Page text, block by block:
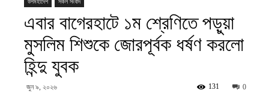
||
উপমহাদেশ সকল সংবাদ
এবার বাগেরহাটে ১ম শ্রেণিতে পড়ুয়া
মুসলিম শিশুকে জোরপূর্বক ধর্ষণ করলো
হিন্দু যুবক
জুন ৯, ২০২৬ 0
131